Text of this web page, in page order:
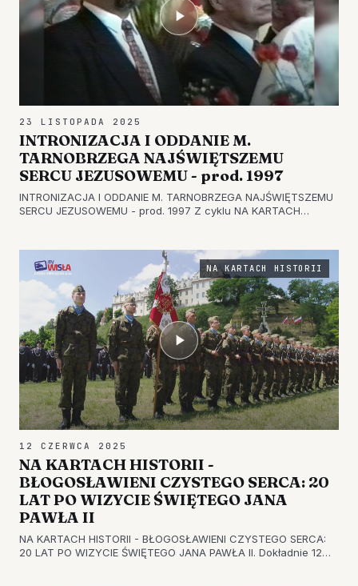
23 LISTOPADA 2025
INTRONIZACJA I ODDANIE M.
TARNOBRZEGA NAJŚWIĘTSZEMU
SERCU JEZUSOWEMU - prod. 1997
INTRONIZACJA I ODDANIE M. TARNOBRZEGA NAJŚWIĘTSZEMU
SERCU JEZUSOWEMU - prod. 1997 Z cyklu NA KARTACH
SERCU JEZUSOWEMU - prod. 1997". Zapras…
NA KARTACH HISTORII
12 CZERWCA 2025
NA KARTACH HISTORII -
BŁOGOSŁAWIENI CZYSTEGO SERCA: 20
LAT PO WIZYCIE ŚWIĘTEGO JANA
PAWŁA II
NA KARTACH HISTORII - BŁOGOSŁAWIENI CZYSTEGO SERCA:
20 LAT PO WIZYCIE ŚWIĘTEGO JANA PAWŁA II. Dokładnie 12